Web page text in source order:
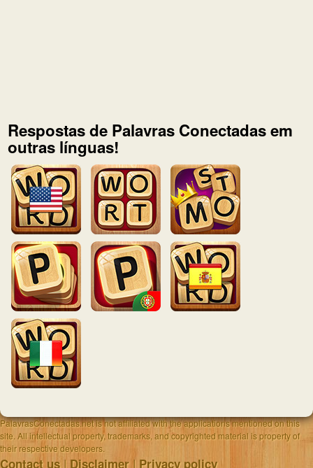
Respostas de Palavras Conectadas em
outras línguas!
PalavrasConectadas.net is not affiliated with the applications mentioned on this
site. All intellectual property, trademarks, and copyrighted material is property of
their respective developers.
Contact us| Disclaimer | Privacy policy